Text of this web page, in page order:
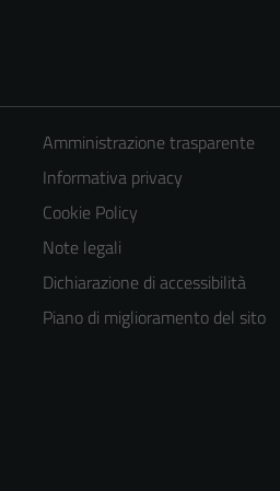
Amministrazione trasparente
Informativa privacy
Cookie Policy
Note legali
Dichiarazione di accessibilità
Piano di miglioramento del sito